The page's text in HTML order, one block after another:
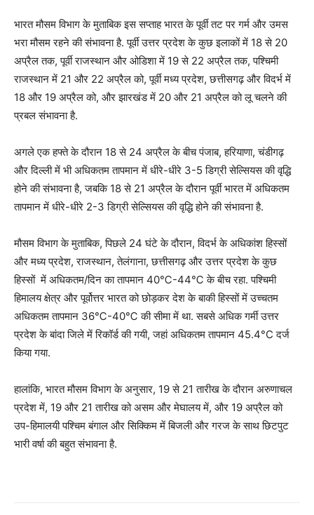
भारत मौसम विभाग के मुताबिक इस सप्ताह भारत के पूर्वी तट पर गर्म और उमस
भरा मौसम रहने की संभावना है. पूर्वी उत्तर प्रदेश के कुछ इलाकों में 18 से 20
अप्रैल तक, पूर्वी राजस्थान और ओडिशा में 19 से 22 अप्रैल तक, पश्चिमी
राजस्थान में 21 और 22 अप्रैल को, पूर्वी मध्य प्रदेश, छत्तीसगढ़ और विदर्भ में
18 और 19 अप्रैल को, और झारखंड में 20 और 21 अप्रैल को लू चलने की
प्रबल संभावना है.
अगले एक हफ्ते के दौरान 18 से 24 अप्रैल के बीच पंजाब, हरियाणा, चंडीगढ़
और दिल्ली में भी अधिकतम तापमान में धीरे-धीरे 3-5 डिग्री सेल्सियस की वृद्धि
होने की संभावना है, जबकि 18 से 21 अप्रैल के दौरान पूर्वी भारत में अधिकतम
तापमान में धीरे-धीरे 2-3 डिग्री सेल्सियस की वृद्धि होने की संभावना है.
मौसम विभाग के मुताबिक, पिछले 24 घंटे के दौरान, विदर्भ के अधिकांश हिस्सों
और मध्य प्रदेश, राजस्थान, तेलंगाना, छत्तीसगढ़ और उत्तर प्रदेश के कुछ
हिस्सों में अधिकतम/दिन का तापमान 40℃-44℃ के बीच रहा. पश्चिमी
हिमालय क्षेत्र और पूर्वोत्तर भारत को छोड़कर देश के बाकी हिस्सों में उच्चतम
अधिकतम तापमान 36℃-40℃ की सीमा में था. सबसे अधिक गर्मी उत्तर
प्रदेश के बांदा जिले में रिकॉर्ड की गयी, जहां अधिकतम तापमान 45.4°C दर्ज
किया गया.
हालांकि, भारत मौसम विभाग के अनुसार, 19 से 21 तारीख के दौरान अरुणाचल
प्रदेश में, 19 और 21 तारीख को असम और मेघालय में, और 19 अप्रैल को
उप-हिमालयी पश्चिम बंगाल और सिक्किम में बिजली और गरज के साथ छिटपुट
भारी वर्षा की बहुत संभावना है.